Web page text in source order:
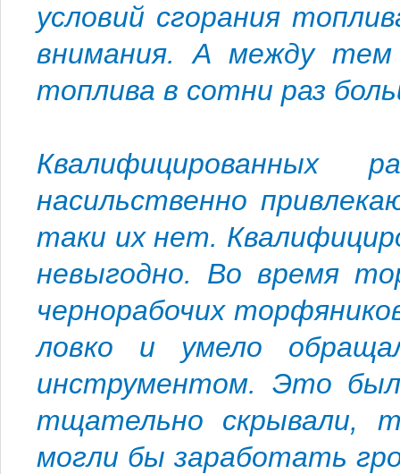
условий сгорания
внимания. А между тем
топлива в сотни раз
насильственно
таки их нет.
невыгодно. Во время
чернорабочих
ловко и умело
инструментом. Это
тщательно скрывали,
могли бы заработать